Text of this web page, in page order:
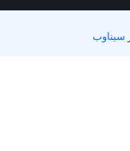
سیناوب